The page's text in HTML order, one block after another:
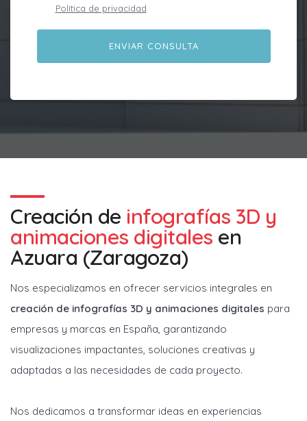
Política de privacidad.
Creación de infografías 3D y
animaciones digitales en
Azuara (Zaragoza)
Nos especializamos en ofrecer servicios integrales en
creación de infografías 3D y animaciones digitales para
empresas y marcas en España, garantizando
visualizaciones impactantes, soluciones creativas y
adaptadas a las necesidades de cada proyecto.
Nos dedicamos a transformar ideas en experiencias